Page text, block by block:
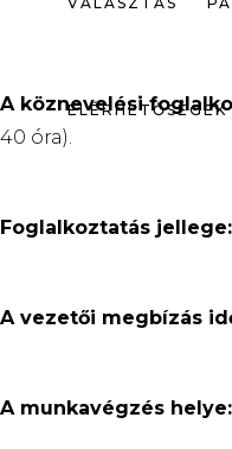
ELÉRHETŐSÉGEK
A köznevelési
40 óra).
Foglalkoztatás jellege:
A vezetői megbízás
A munkavégzés helye: